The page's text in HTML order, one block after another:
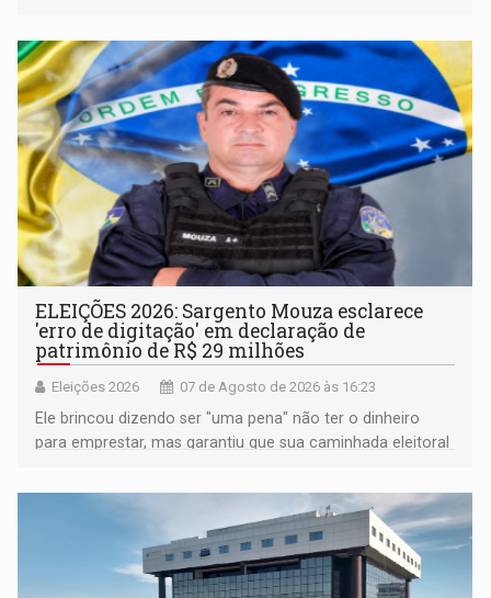
ELEIÇÕES 2026: Sargento Mouza esclarece
'erro de digitação' em declaração de
patrimônio de R$ 29 milhões
Eleições 2026 07 de Agosto de 2026 às 16:23
Ele brincou dizendo ser "uma pena" não ter o dinheiro
para emprestar, mas garantiu que sua caminhada eleitoral